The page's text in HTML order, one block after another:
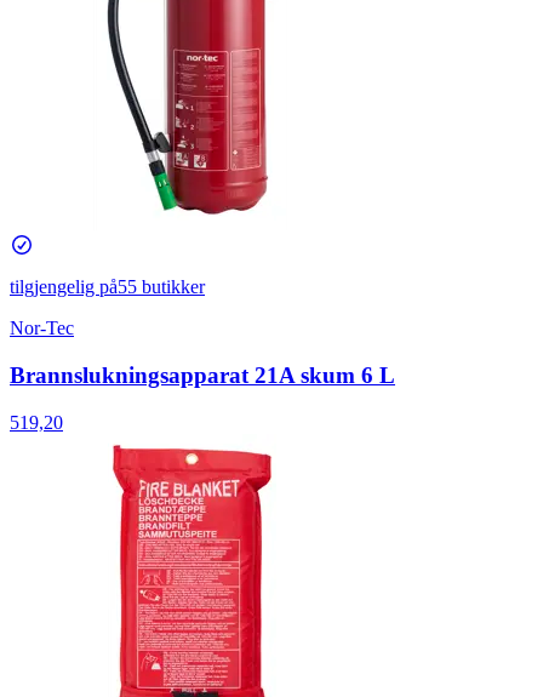
tilgjengelig på55 butikker
Nor-Tec
Brannslukningsapparat 21A skum 6 L
519,20